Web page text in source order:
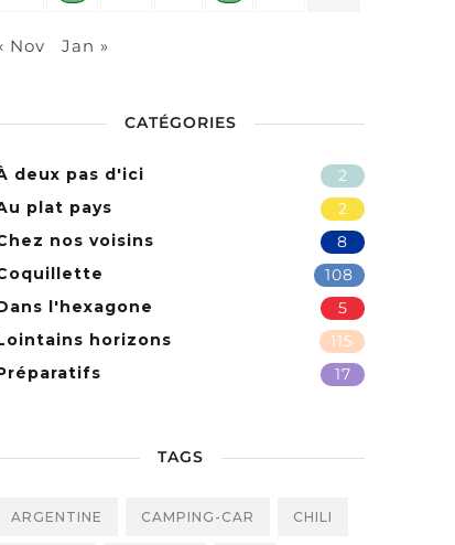
Nov Jan »
CATÉGORIES
2
deux pas d'ici
2
plat pays
8
nos voisins
108
5
l'hexagone
115
horizons
17
TAGS
ARGENTINE CAMPING-CAR CHILI